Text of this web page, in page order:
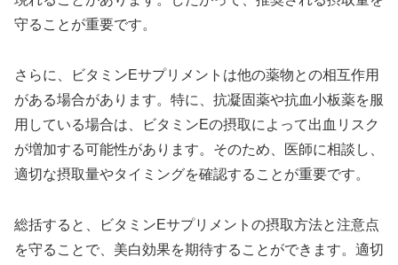
守ることが重要です。
さらに、ビタミンEサプリメントは他の薬物との相互作用
がある場合があります。特に、抗凝固薬や抗血小板薬を服
用している場合は、ビタミンEの摂取によって出血リスク
が増加する可能性があります。そのため、医師に相談し、
適切な摂取量やタイミングを確認することが重要です。
総括すると、ビタミンEサプリメントの摂取方法と注意点
を守ることで、美白効果を期待することができます。適切